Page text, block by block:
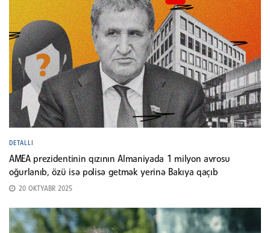
DETALLI
AMEA prezidentinin qızının Almaniyada 1 milyon avrosu
oğurlanıb, özü isə polisə getmək yerinə Bakıya qaçıb
20 OKTYABR 2025